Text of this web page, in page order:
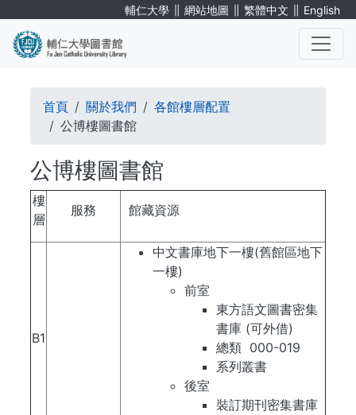
輔仁大學 ∥ 網站地圖 ∥ 繁體中文 ∥ English
導
航
連
結
首頁 關於我們
各館樓層配置
公博樓圖書館
公博樓圖書館
樓
層
服務 館藏資源
B1
中文書庫地下一樓(舊館區地下
一樓)
前室
東方語文圖書密集
書庫 (可外借)
總類 000-019
系列叢書
​後室
裝訂期刊密集書庫